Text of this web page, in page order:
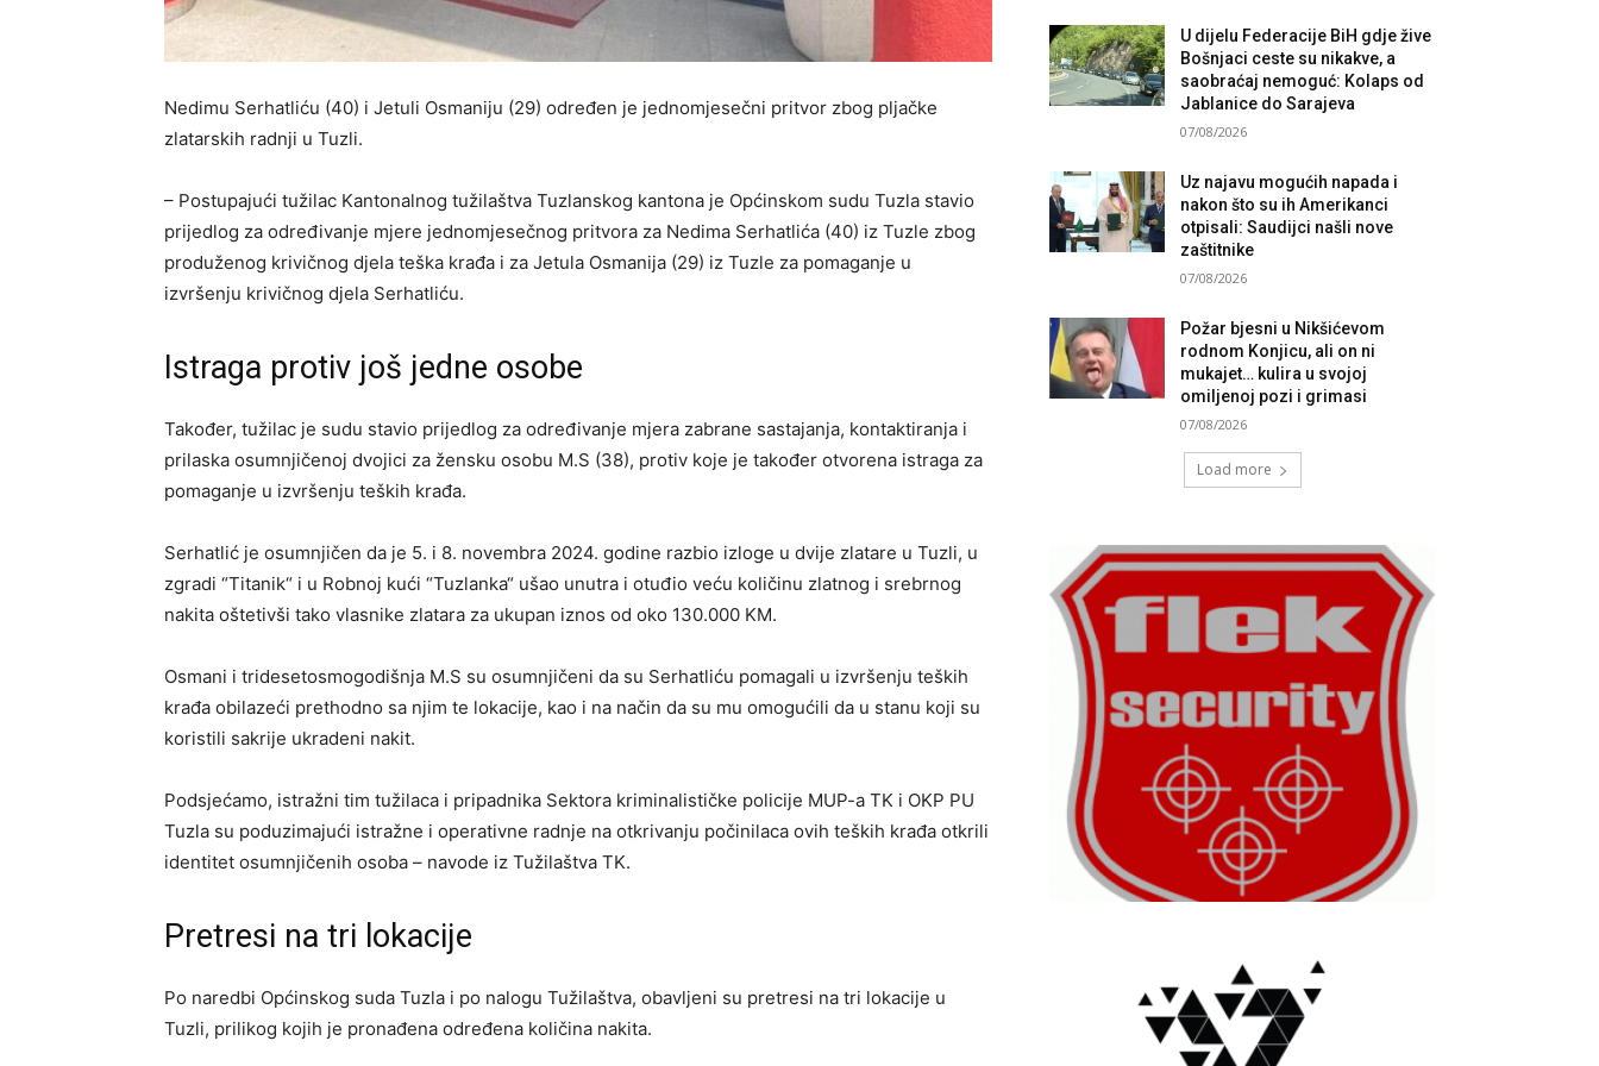
Nedimu Serhatliću (40) i Jetuli Osmaniju (29) određen je jednomjesečni pritvor zbog pljačke
zlatarskih radnji u Tuzli.
– Postupajući tužilac Kantonalnog tužilaštva Tuzlanskog kantona je Općinskom sudu Tuzla stavio
prijedlog za određivanje mjere jednomjesečnog pritvora za Nedima Serhatlića (40) iz Tuzle zbog
produženog krivičnog djela teška krađa i za Jetula Osmanija (29) iz Tuzle za pomaganje u
izvršenju krivičnog djela Serhatliću.
Istraga protiv još jedne osobe
Također, tužilac je sudu stavio prijedlog za određivanje mjera zabrane sastajanja, kontaktiranja i
prilaska osumnjičenoj dvojici za žensku osobu M.S (38), protiv koje je također otvorena istraga za
pomaganje u izvršenju teških krađa.
Serhatlić je osumnjičen da je 5. i 8. novembra 2024. godine razbio izloge u dvije zlatare u Tuzli, u
zgradi “Titanik“ i u Robnoj kući “Tuzlanka“ ušao unutra i otuđio veću količinu zlatnog i srebrnog
nakita oštetivši tako vlasnike zlatara za ukupan iznos od oko 130.000 KM.
Osmani i tridesetosmogodišnja M.S su osumnjičeni da su Serhatliću pomagali u izvršenju teških
krađa obilazeći prethodno sa njim te lokacije, kao i na način da su mu omogućili da u stanu koji su
koristili sakrije ukradeni nakit.
Podsjećamo, istražni tim tužilaca i pripadnika Sektora kriminalističke policije MUP-a TK i OKP PU
Tuzla su poduzimajući istražne i operativne radnje na otkrivanju počinilaca ovih teških krađa otkrili
identitet osumnjičenih osoba – navode iz Tužilaštva TK.
Pretresi na tri lokacije
Po naredbi Općinskog suda Tuzla i po nalogu Tužilaštva, obavljeni su pretresi na tri lokacije u
Tuzli, prilikog kojih je pronađena određena količina nakita.
U dijelu Federacije BiH gdje žive
Bošnjaci ceste su nikakve, a
saobraćaj nemoguć: Kolaps od
Jablanice do Sarajeva
07/08/2026
Uz najavu mogućih napada i
nakon što su ih Amerikanci
otpisali: Saudijci našli nove
zaštitnike
07/08/2026
Požar bjesni u Nikšićevom
rodnom Konjicu, ali on ni
mukajet… kulira u svojoj
omiljenoj pozi i grimasi
07/08/2026
Load more